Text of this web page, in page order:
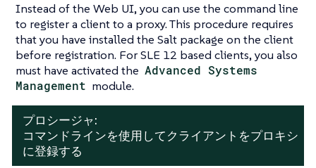
Instead of the Web UI, you can use the command line
to register a client to a proxy. This procedure requires
that you have installed the Salt package on the client
before registration. For SLE 12 based clients, you also
must have activated the Advanced Systems
Management module.
プロシージャ:
コマンドラインを使用してクライアントをプロキシ
に登録する